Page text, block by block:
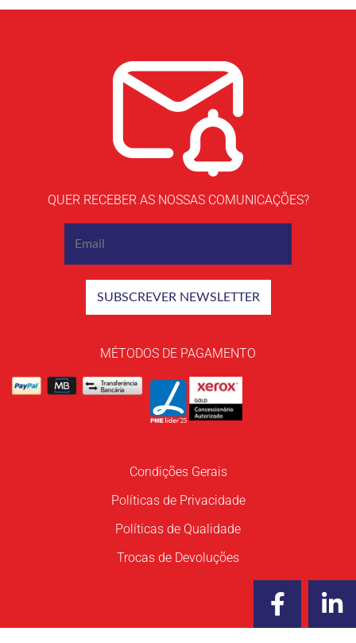
QUER RECEBER AS NOSSAS COMUNICAÇÕES?
MÉTODOS DE PAGAMENTO
Condições Gerais
Políticas de Privacidade
Políticas de Qualidade
Trocas de Devoluções
F
a
i